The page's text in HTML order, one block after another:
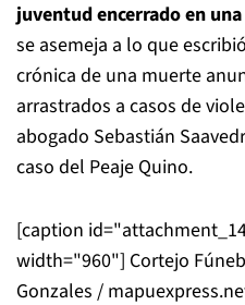
juventud encerrado en
se asemeja a lo que
crónica de una muerte
arrastrados a casos de
abogado Sebastián
caso del Peaje Quino.
[caption
width="960"] Cortejo
Gonzales /